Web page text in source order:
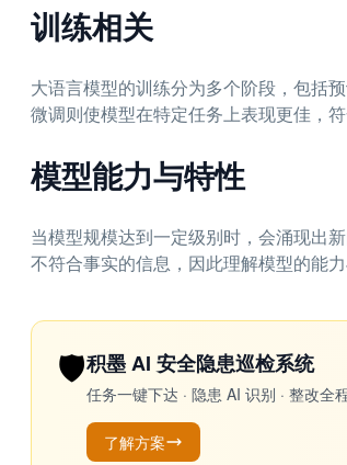
训练相关
大语言模型的训练分为多个阶段，包括
微调则使模型在特定任务上表现更佳，符
模型能力与特性
当模型规模达到一定级别时，会涌现出
不符合事实的信息，因此理解模型的能
🛡️积墨 AI 安全隐患巡检系统
任务一键下达 · 隐患 AI 识别 · 整改全
了解方案